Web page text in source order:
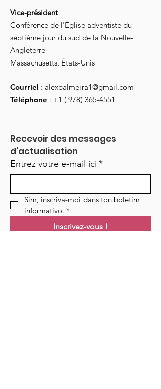
Vice-président
Conférence de l'Église adventiste du
septième jour du sud de la Nouvelle-
Angleterre
Massachusetts, États-Unis
Courriel : alexpalmeira1@gmail.com
Téléphone : +1 ( 978) 365-4551
Recevoir des messages
d'actualisation
Entrez votre e-mail ici *
Sim, inscriva-moi dans ton boletim
informativo. *
Inscrivez-vous !